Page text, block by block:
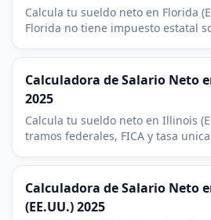
Calcula tu sueldo neto en Florida
Florida no tiene impuesto estatal
Calculadora de Salario Neto
2025
Calcula tu sueldo neto en Illinois
tramos federales, FICA y tasa
Calculadora de Salario Neto
(EE.UU.) 2025